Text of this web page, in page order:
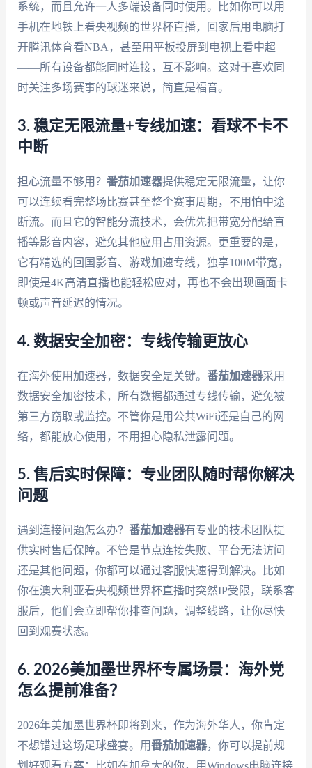
系统，而且允许一人多端设备同时使用。比如你可以用
手机在地铁上看央视频的世界杯直播，回家后用电脑打
开腾讯体育看NBA，甚至用平板投屏到电视上看中超
——所有设备都能同时连接，互不影响。这对于喜欢同
时关注多场赛事的球迷来说，简直是福音。
3. 稳定无限流量+专线加速：看球不卡不
中断
担心流量不够用？ 番茄加速器提供稳定无限流量，让你
可以连续看完整场比赛甚至整个赛事周期，不用怕中途
断流。而且它的智能分流技术，会优先把带宽分配给直
播等影音内容，避免其他应用占用资源。更重要的是，
它有精选的回国影音、游戏加速专线，独享100M带宽，
即使是4K高清直播也能轻松应对，再也不会出现画面卡
顿或声音延迟的情况。
4. 数据安全加密：专线传输更放心
在海外使用加速器，数据安全是关键。 番茄加速器采用
数据安全加密技术，所有数据都通过专线传输，避免被
第三方窃取或监控。不管你是用公共WiFi还是自己的网
络，都能放心使用，不用担心隐私泄露问题。
5. 售后实时保障：专业团队随时帮你解决
问题
遇到连接问题怎么办？ 番茄加速器有专业的技术团队提
供实时售后保障。不管是节点连接失败、平台无法访问
还是其他问题，你都可以通过客服快速得到解决。比如
你在澳大利亚看央视频世界杯直播时突然IP受限，联系客
服后，他们会立即帮你排查问题，调整线路，让你尽快
回到观赛状态。
6. 2026美加墨世界杯专属场景：海外党
怎么提前准备？
2026年美加墨世界杯即将到来，作为海外华人，你肯定
不想错过这场足球盛宴。用番茄加速器，你可以提前规
划好观看方案：比如在加拿大的你，用Windows电脑连接